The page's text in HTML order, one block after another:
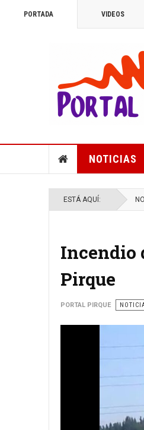
PORTADA VIDEOS
NOTICIAS
ESTÁ AQUÍ:
Incendio
Pirque
PORTAL PIRQUE